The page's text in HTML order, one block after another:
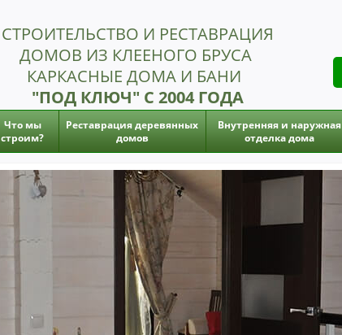
СТРОИТЕЛЬСТВО И РЕСТАВРАЦИЯ
ДОМОВ ИЗ КЛЕЕНОГО БРУСА
КАРКАСНЫЕ ДОМА И БАНИ
"ПОД КЛЮЧ" С 2004 ГОДА
Что мы
строим?
Реставрация деревянных
домов
Внутренняя и наружная
отделка дома